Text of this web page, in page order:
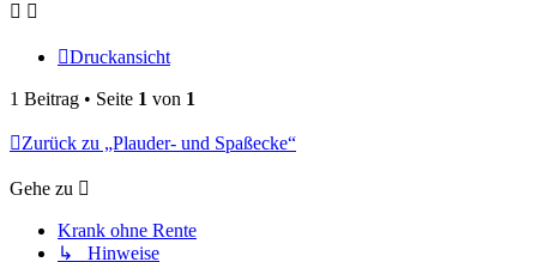
Druckansicht
1 Beitrag • Seite 1 von 1
Zurück zu „Plauder- und Spaßecke“
Gehe zu
Krank ohne Rente
↳ Hinweise